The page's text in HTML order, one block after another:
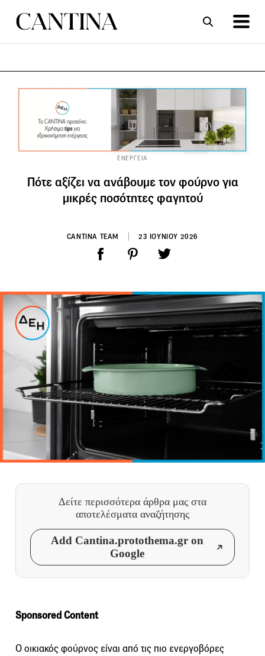
ΣΥΝΤΑΓΕΣ ΑΡΘΡΑ
ΕΝΕΡΓΕΙΑ
Πότε αξίζει να ανάβουμε τον φούρνο για
μικρές ποσότητες φαγητού
CANTINA TEAM 23 ΙΟΥΝΙΟΥ 2026
Δείτε περισσότερα άρθρα μας στα
αποτελέσματα αναζήτησης
Add Cantina.protothema.gr on
Google
Sponsored Content
Ο οικιακός φούρνος είναι από τις πιο ενεργοβόρες